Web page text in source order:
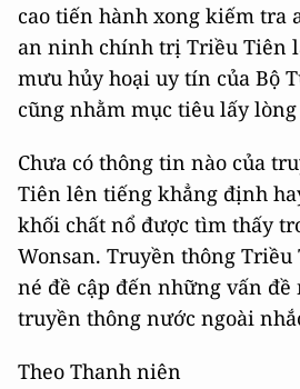
cao tiến hành xong kiếm tra
an ninh chính trị Triều Tiên
mưu hủy hoại uy tín của Bộ
cũng nhằm mục tiêu lấy
Chưa có thông tin nào của
Tiên lên tiếng khẳng định
khối chất nổ được tìm thấy
Wonsan. Truyền thông
né đề cập đến những vấn đề
truyền thông nước ngoài
Theo Thanh niên